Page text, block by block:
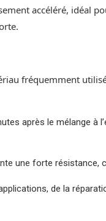
accéléré, idéal
fréquemment
après le mélange à
une forte résistance,
de la